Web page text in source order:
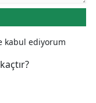
kabul ediyorum